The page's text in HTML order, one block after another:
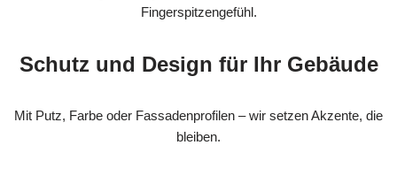
Fingerspitzengefühl.
Schutz und Design für Ihr Gebäude
Mit Putz, Farbe oder Fassadenprofilen – wir setzen Akzente, die
bleiben.